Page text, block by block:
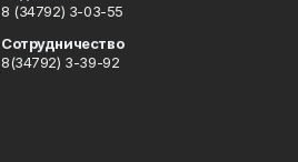
8 (34792) 3-03-55
Сотрудничество
8(34792) 3-39-92